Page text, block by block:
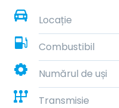
Locație
Combustibil
Numărul de uși
Transmisie